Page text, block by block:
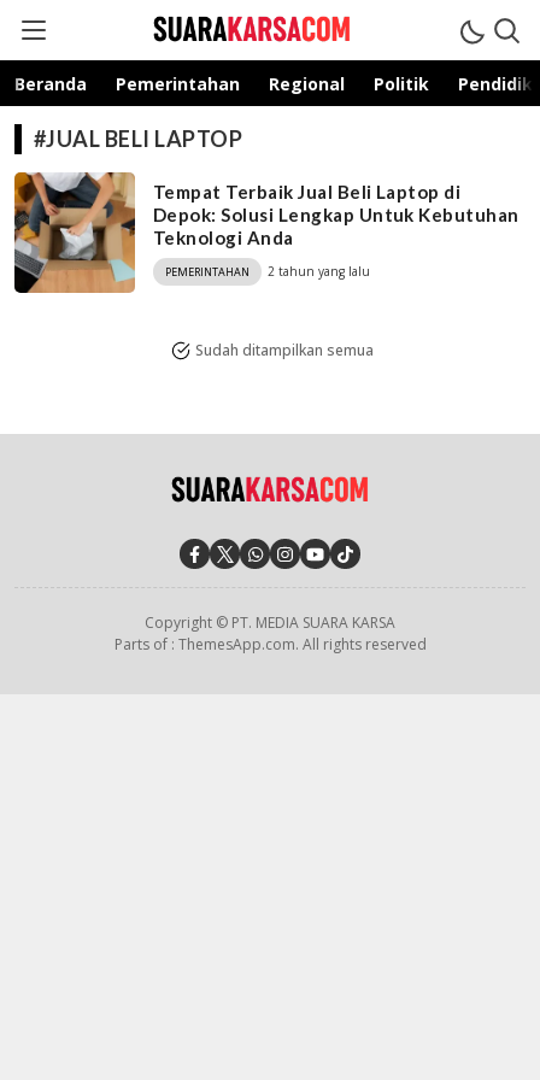
suarakarsa.com
Informasi terpercaya
Beranda Pemerintahan Regional Politik
#JUAL BELI LAPTOP
Tempat Terbaik Jual Beli Laptop di
Depok: Solusi Lengkap Untuk Kebutuhan
Teknologi Anda
PEMERINTAHAN 2 tahun yang lalu
Sudah ditampilkan semua
Copyright © PT. MEDIA SUARA KARSA
Parts of : ThemesApp.com. All rights reserved